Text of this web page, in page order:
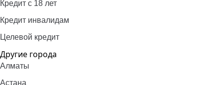
Кредит с 18 лет
Кредит инвалидам
Целевой кредит
Другие города
Алматы
Астана